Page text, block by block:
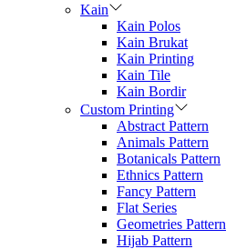
Kain
Kain Polos
Kain Brukat
Kain Printing
Kain Tile
Kain Bordir
Custom Printing
Abstract Pattern
Animals Pattern
Botanicals Pattern
Ethnics Pattern
Fancy Pattern
Flat Series
Geometries Pattern
Hijab Pattern